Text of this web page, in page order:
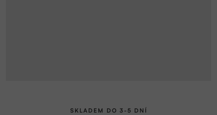
SKLADEM DO 3-5 DNÍ